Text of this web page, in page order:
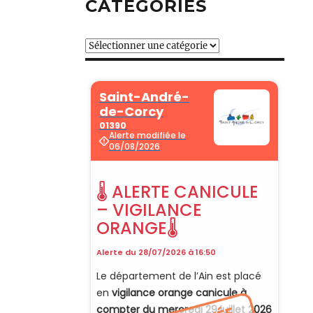
CATÉGORIES
Catégories